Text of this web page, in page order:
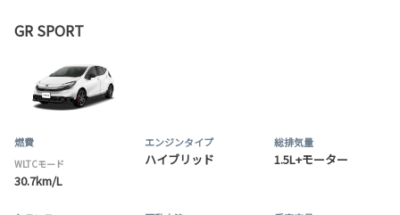
GR SPORT
燃費
WLTCモード
30.7km/L
エンジンタイプ
ハイブリッド
総排気量
1.5L+モーター